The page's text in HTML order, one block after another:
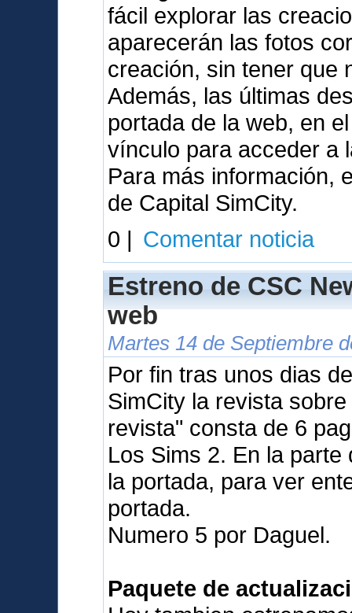
fácil explorar las
aparecerán las fotos
creación, sin tener que
Además, las últimas
portada de la web, en
vínculo para acceder a
Para más información,
de Capital SimCity.
0 | Comentar noticia
Estreno de CSC
web
Martes 14 de Septiembre
Por fin tras unos dias
SimCity la revista
revista" consta de 6
Los Sims 2. En la
la portada, para ver
portada.
Numero 5 por Daguel.
Paquete de